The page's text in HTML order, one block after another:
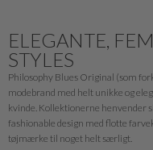
ELEGANTE,
STYLES
Philosophy Blues Original (som
modebrand med helt unikke og
kvinde. Kollektionerne henvender
fashionable design med flotte
tøjmærke til noget helt særligt.